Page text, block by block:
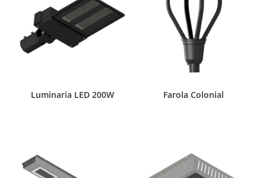
Luminaria LED 200W Farola Colonial